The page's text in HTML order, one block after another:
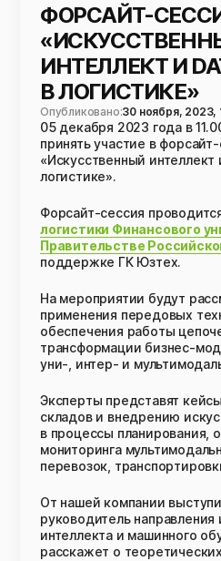
ФОРСАЙТ-
ИНТЕЛЛЕКТ И
В ЛОГИСТИКЕ»
Опубликовано:30 ноября, 2023,
05 декабря 2023 года в
принять участие в
«Искусственный интеллект
логистике».
Форсайт-сессия
логистики Финансового
Правительстве
поддержке ГК Юзтех.
На мероприятии будут
применения передовых
обеспечения работы
трансформации бизнес-
уни-, интер- и
Эксперты представят
складов и внедрению
в процессы планирования,
мониторинга
перевозок,
От нашей компании
руководитель направления
интеллекта и машинного
расскажет о